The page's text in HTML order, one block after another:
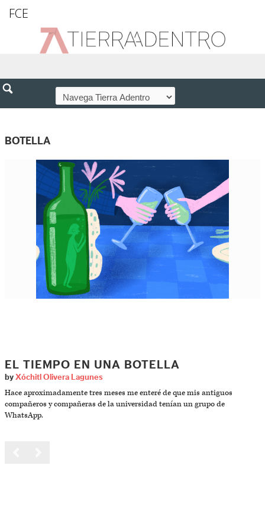
FCE
BOTELLA
EL TIEMPO EN UNA BOTELLA
by Xóchitl Olivera Lagunes
Hace aproximadamente tres meses me enteré de que mis antiguos
compañeros y compañeras de la universidad tenían un grupo de
WhatsApp.